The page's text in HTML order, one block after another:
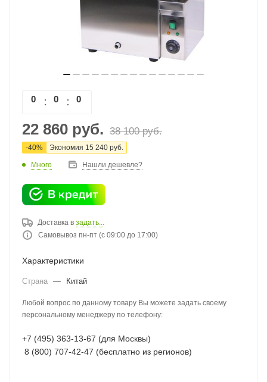
0 0 0
22 860 руб. 38 100руб.
-40% Экономия 15 240 руб.
Много Нашли дешевле?
Доставка в задать...
Самовывоз пн-пт (с 09:00 до 17:00)
Характеристики
Страна — Китай
Любой вопрос по данному товару Вы можете задать своему
персональному менеджеру по телефону:
+7 (495) 363-13-67 (для Москвы)
8 (800) 707-42-47 (бесплатно из регионов)